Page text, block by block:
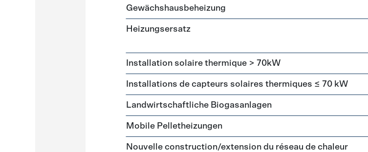
Gewächshausbeheizung
Heizungsersatz
Installation solaire thermique > 70kW
Installations de capteurs solaires thermiques ≤ 70 kW
Landwirtschaftliche Biogasanlagen
Mobile Pelletheizungen
Nouvelle construction/extension du réseau de chaleur